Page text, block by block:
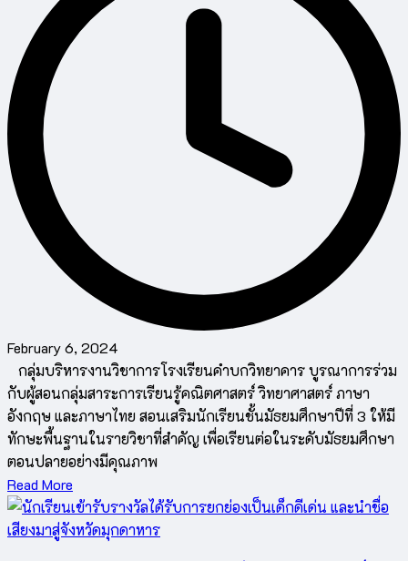
February 6, 2024
กลุ่มบริหารงานวิชาการโรงเรียนคำบกวิทยาคาร บูรณาการร่วม
กับผู้สอนกลุ่มสาระการเรียนรู้คณิตศาสตร์ วิทยาศาสตร์ ภาษา
อังกฤษ และภาษาไทย สอนเสริมนักเรียนชั้นมัธยมศึกษาปีที่ 3 ให้มี
ทักษะพื้นฐานในรายวิชาที่สำคัญ เพื่อเรียนต่อในระดับมัธยมศึกษา
ตอนปลายอย่างมีคุณภาพ
Read More